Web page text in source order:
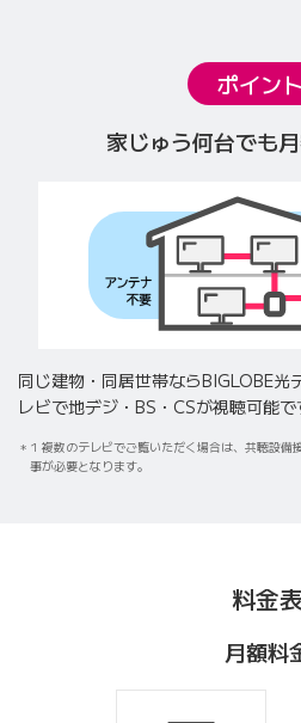
ポイン
家じゅう何台でも
同じ建物・同居世帯ならBIGLOBE光
レビで地デジ・BS・CSが視聴可能で
1 複数のテレビでご覧いただく場合は、共聴設備
事が必要となります。
料金表
月額料